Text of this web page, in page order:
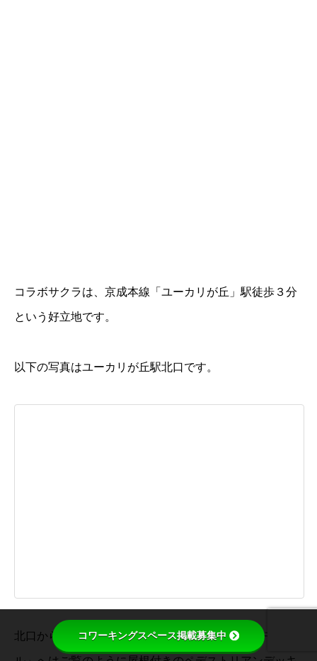
コラボサクラは、京成本線「ユーカリが丘」駅徒歩３分
という好立地です。
以下の写真はユーカリが丘駅北口です。
北口から、コラボサクラが入る「スカイプラザ・モー
コワーキングスペース掲載募集中